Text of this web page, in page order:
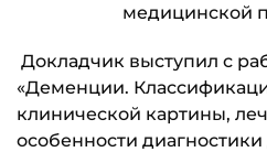
медицинской
Докладчик выступил с
«Деменции.
клинической картины,
особенности